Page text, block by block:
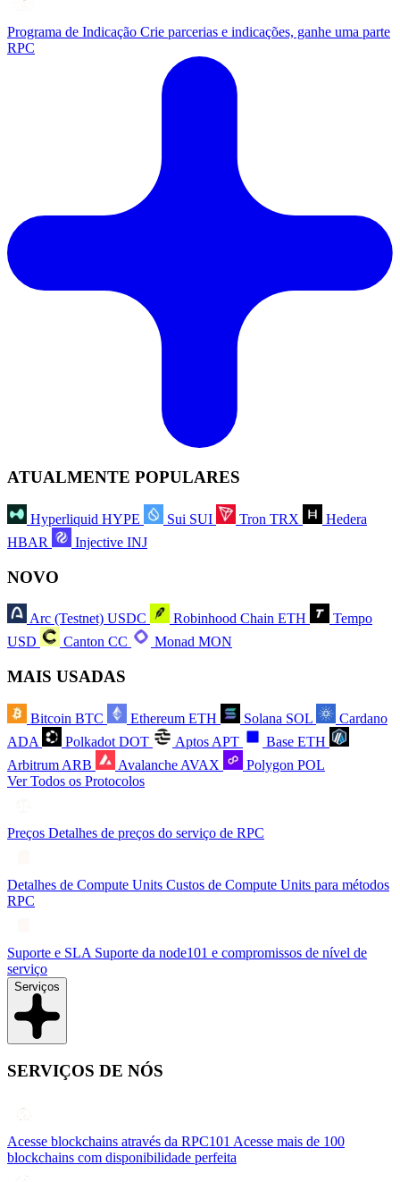
Programa de Indicação Crie parcerias e indicações, ganhe uma parte
RPC
ATUALMENTE POPULARES
Hyperliquid HYPE Sui SUI Tron TRX
Hedera
HBAR
Injective INJ
NOVO
Arc (Testnet) USDC Robinhood Chain ETH
Tempo
USD
Canton CC Monad MON
MAIS USADAS
Bitcoin BTC Ethereum ETH Solana SOL
Cardano
ADA
Polkadot DOT Aptos APT Base ETH
Arbitrum ARB Avalanche AVAX Polygon POL
Ver Todos os Protocolos
Preços Detalhes de preços do serviço de RPC
Detalhes de Compute Units Custos de Compute Units para métodos
RPC
Suporte e SLA Suporte da node101 e compromissos de nível de
serviço
Serviços
SERVIÇOS DE NÓS
Acesse blockchains através da RPC101 Acesse mais de 100
blockchains com disponibilidade perfeita